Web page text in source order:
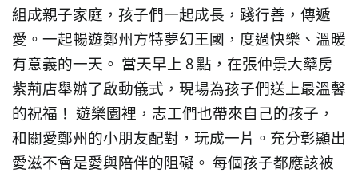
組成親子家庭，孩子們一起成長，踐行善，傳遞
愛。一起暢遊鄭州方特夢幻王國，度過快樂、溫暖
有意義的一天。 當天早上 8 點，在張仲景大藥房
紫荊店舉辦了啟動儀式，現場為孩子們送上最溫馨
的祝福！ 遊樂園裡，志工們也帶來自己的孩子，
和關愛鄭州的小朋友配對，玩成一片。充分彰顯出
愛滋不會是愛與陪伴的阻礙。 每個孩子都應該被